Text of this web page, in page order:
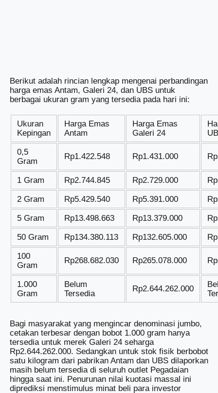
Berikut adalah rincian lengkap mengenai perbandingan
harga emas Antam, Galeri 24, dan UBS untuk
berbagai ukuran gram yang tersedia pada hari ini:
Ukuran
Kepingan
Harga Emas
Antam
Harga Emas
Galeri 24
0,5
Gram
Rp1.422.548 Rp1.431.000
1 Gram Rp2.744.845 Rp2.729.000
2 Gram Rp5.429.540 Rp5.391.000
5 Gram Rp13.498.663 Rp13.379.000
50 Gram Rp134.380.113 Rp132.605.000
100
Gram
Rp268.682.030 Rp265.078.000
1.000
Gram
Belum
Tersedia
Rp2.644.262.000
Bagi masyarakat yang mengincar denominasi jumbo,
cetakan terbesar dengan bobot 1.000 gram hanya
tersedia untuk merek Galeri 24 seharga
Rp2.644.262.000. Sedangkan untuk stok fisik berbobot
satu kilogram dari pabrikan Antam dan UBS dilaporkan
masih belum tersedia di seluruh outlet Pegadaian
hingga saat ini. Penurunan nilai kuotasi massal ini
diprediksi menstimulus minat beli para investor